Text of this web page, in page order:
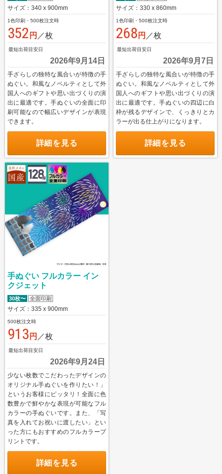
お問い合わせ
お問い合わせフォーム
サンプル請求フォーム
見積請求フォーム
ご利用ガイド
初めてのお客様
名入れタオル Ai入稿について
オリジナルタオルについて
名入れタオルについて
ご注文の流れ
配送・送料について
納期について
お支払いについて
返品・交換・キャンセルについて
よくあるご質問
お役立ちブログ
グループサイト
レスタス
名入れカレンダー製作所
封筒印刷製作所
オリジナルうちわ製作所
印鑑ゴム印製作所
サイズ：340 x 900mm
1色印刷・500枚注文時
352 円 ／枚
最短出荷目安日
2026年9月14日
手ざらしの独特な風合いが特徴の手
ぬぐい。和風なノベルティとして外
国人へのギフトや思い出づくりの演
出に最適です。手ぬぐいの全面に印
刷可能なので幅広いデザインが表現
できます。
詳細を見る
サイズ：330 x 860mm
1色印刷・500枚注文時
268 円 ／枚
最短出荷目安日
2026年9月7日
手ざらしの独特な風合いが特徴の手
ぬぐい。和風なノベルティとして外
国人へのギフトや思い出づくりの演
出に最適です。手ぬぐいの四辺に白
枠が残るデザインで、くっきりとカ
ラーが出る仕上がりになります。
詳細を見る
手ぬぐい フルカラー イン
クジェット
30枚〜 全面印刷
サイズ：335 x 900mm
500枚注文時
913 円 ／枚
最短出荷目安日
2026年9月24日
少ない枚数でこだわったデザインの
オリジナル手ぬぐいを作りたい！」
というお客様にピッタリ！全面に色
数豊かで鮮やかな表現が可能なフル
カラーの手ぬぐいです。また、「写
真を入れてお祝いに渡したい」とい
った方にもおすすめのフルカラープ
リントです。
詳細を見る